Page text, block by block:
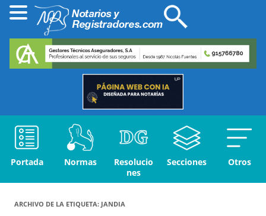
Portada Normas
Resolucio
nes
Secciones Otros
ARCHIVO DE LA ETIQUETA: JANDIA